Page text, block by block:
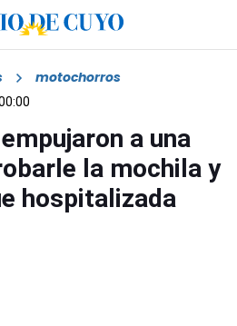
motochorros
a una
la mochila y
hospitalizada